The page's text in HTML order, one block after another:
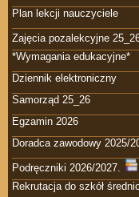
Plan lekcji nauczyciele
Zajęcia pozalekcyjne
*Wymagania edukacyjne*
Dziennik elektroniczny
Samorząd 25_26
Egzamin 2026
Doradca zawodowy 2025/
Podręczniki 2026/2027.
Rekrutacja do szkół